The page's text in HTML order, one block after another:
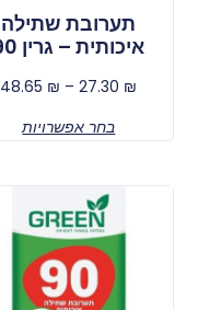
תערובת שתילה
איכותית – גרין 90
27.30 ₪
–
48.65 ₪
בחר אפשרויות